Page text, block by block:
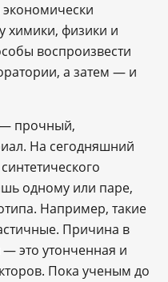
химики, физики и
воспроизвести
а затем — и
прочный,
На сегодняшний
одному или паре,
Например, такие
Причина в
это утонченная и
Пока ученым до